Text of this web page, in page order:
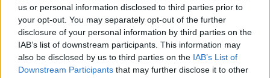
us or personal information disclosed to third parties prior to
your opt-out. You may separately opt-out of the further
disclosure of your personal information by third parties on the
IAB’s list of downstream participants. This information may
also be disclosed by us to third parties on the IAB’s List of
Downstream Participants that may further disclose it to other
Pianeggiante, piscina riscaldata
Piedimonte Etneo (CT) - 9.8km
Via Bellini 184